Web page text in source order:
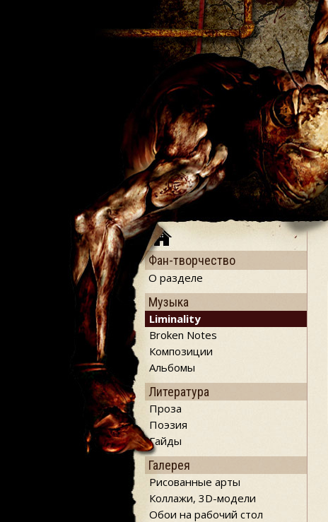
Фан-творчество
О разделе
Музыка
Liminality
Broken Notes
Композиции
Альбомы
Литература
Проза
Поэзия
Гайды
Галерея
Рисованные арты
Коллажи, 3D-модели
Обои на рабочий стол